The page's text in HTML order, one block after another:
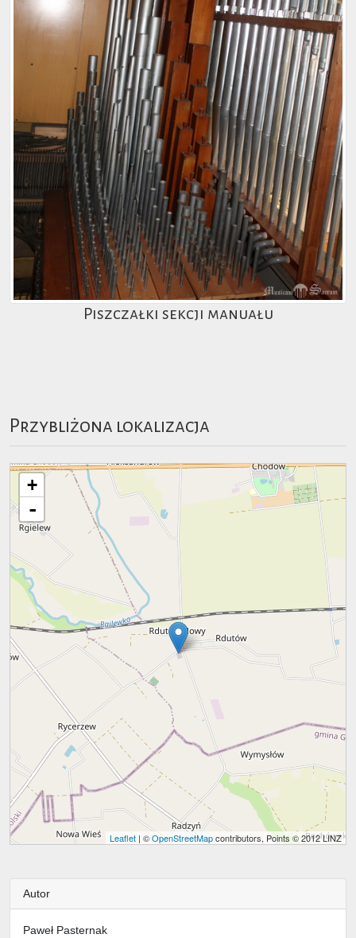
Piszczałki sekcji manuału
Przybliżona lokalizacja
+
-
Leaflet | ©OpenStreetMapcontributors, Points © 2012 LINZ
Autor
Paweł Pasternak